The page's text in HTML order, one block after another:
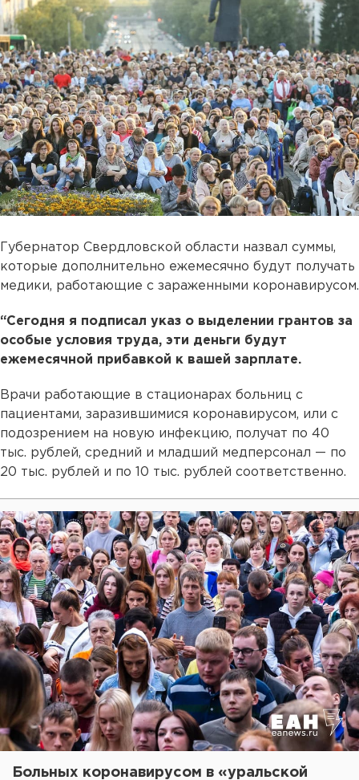
Губернатор Свердловской области назвал суммы,
которые дополнительно ежемесячно будут получать
медики, работающие с зараженными коронавирусом.
“Сегодня я подписал указ о выделении грантов за
особые условия труда, эти деньги будут
ежемесячной прибавкой к вашей зарплате.
Врачи работающие в стационарах больниц с
пациентами, заразившимися коронавирусом, или с
подозрением на новую инфекцию, получат по 40
тыс. рублей, средний и младший медперсонал — по
20 тыс. рублей и по 10 тыс. рублей соответственно.
Больных коронавирусом в «уральской